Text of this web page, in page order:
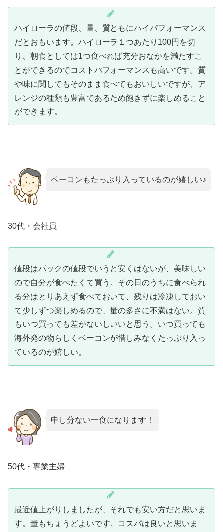
ハイローラの値段、量、質ともにハイパフォーマンス
だとおもいます。ハイローラ１つあたり100円を切
り、朝食としては1つ食べれば充分おなかを満たすこ
とができるのでコストパフォーマンスも高いです。質
や味に関してもそのまま食べてもおいしいですが、ア
レンジの種類も豊富であるため飽きずに楽しめること
ができます。
ベーコンもたっぷり入っているのが嬉しい♪
30代・会社員
値段はパックの値段でいうと安くはないが、美味しい
ので自分が食べたくて買う。その日のうちに食べられ
る分はとりあえず食べておいて、残りは冷凍しておい
て少しずつ楽しめるので、量の多さに不満はない。質
もいつ買っても差がないしいいと思う。いつ買っても
海外発の物らしくベーコンが惜しみなくたっぷり入っ
ているのが嬉しい。
申し分ない一食になります！
50代・専業主婦
最近値上がりしましたが、それでも安い方だと思いま
す。量もちょうどよいです。コスパは良いと思いま